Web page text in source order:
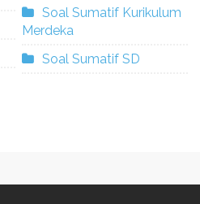
Soal Sumatif Kurikulum
Merdeka
Soal Sumatif SD